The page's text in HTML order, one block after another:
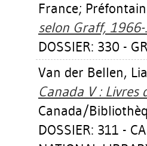
France;
selon Graff,
DOSSIER: 330 -
Van der Bellen,
Canada V : Livres
Canada/
DOSSIER: 311 -